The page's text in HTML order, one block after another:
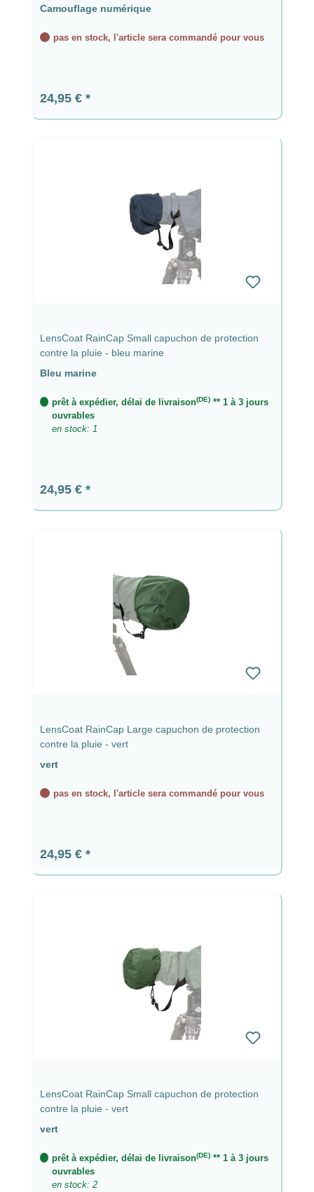
Camouflage numérique
pas en stock, l'article sera commandé pour vous
Prix régulier :
24,95 €
LensCoat RainCap Small capuchon de protection
contre la pluie - bleu marine
Bleu marine
prêt à expédier, délai de livraison(DE)** 1 à 3 jours
ouvrables
en stock: 1
Prix régulier :
24,95 €
LensCoat RainCap Large capuchon de protection
contre la pluie - vert
vert
pas en stock, l'article sera commandé pour vous
Prix régulier :
24,95 €
LensCoat RainCap Small capuchon de protection
contre la pluie - vert
vert
prêt à expédier, délai de livraison(DE)** 1 à 3 jours
ouvrables
en stock: 2